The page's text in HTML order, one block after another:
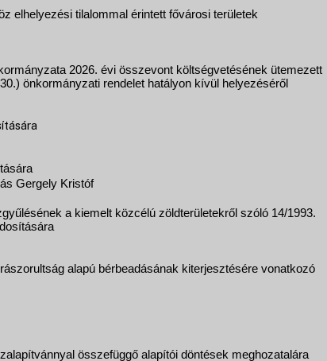
elhelyezési tilalommal érintett fővárosi területek
2026. évi összevont költségvetésének ütemezett
önkormányzati rendelet hatályon kívül helyezéséről
Gergely Kristóf
a kiemelt közcélú zöldterületekről szóló 14/1993.
alapú bérbeadásának kiterjesztésére vonatkozó
összefüggő alapítói döntések meghozatalára